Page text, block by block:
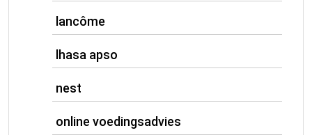
lancôme
lhasa apso
nest
online voedingsadvies